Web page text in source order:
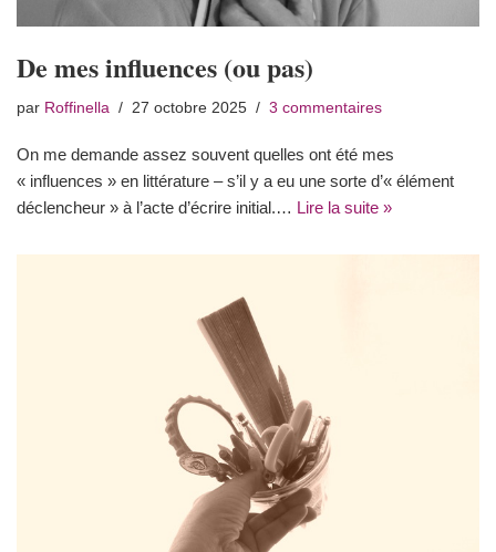
De mes influences (ou pas)
par Roffinella 27 octobre 2025 3 commentaires
On me demande assez souvent quelles ont été mes
« influences » en littérature – s’il y a eu une sorte d’« élément
déclencheur » à l’acte d’écrire initial.… Lire la suite »